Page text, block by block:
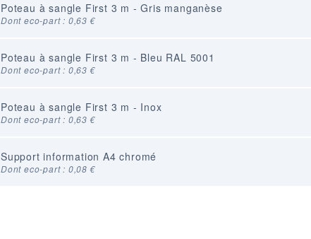
Poteau à sangle First 3 m - Gris manganèse
Dont eco-part : 0,63 €
Poteau à sangle First 3 m - Bleu RAL 5001
Dont eco-part : 0,63 €
Poteau à sangle First 3 m - Inox
Dont eco-part : 0,63 €
Support information A4 chromé
Dont eco-part : 0,08 €